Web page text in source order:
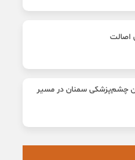
اصالت
چشم‌پزشکی سمنان در مسیر